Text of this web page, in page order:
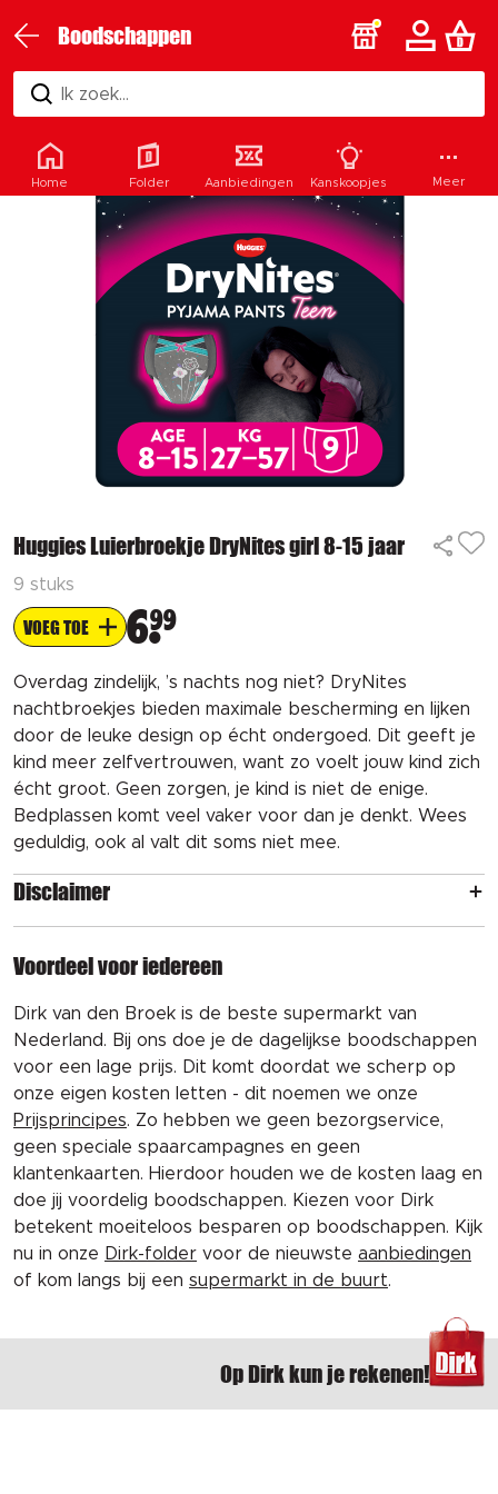
Boodschappen
Ik zoek...
Huggies Luierbroekje DryNites girl 8-15 jaar
9 stuks
VOEG TOE 699
Overdag zindelijk, ’s nachts nog niet? DryNites
nachtbroekjes bieden maximale bescherming en lijken
door de leuke design op écht ondergoed. Dit geeft je
kind meer zelfvertrouwen, want zo voelt jouw kind zich
écht groot. Geen zorgen, je kind is niet de enige.
Bedplassen komt veel vaker voor dan je denkt. Wees
geduldig, ook al valt dit soms niet mee.
Disclaimer
Voordeel voor iedereen
Dirk van den Broek is de beste supermarkt van
Nederland. Bij ons doe je de dagelijkse boodschappen
voor een lage prijs. Dit komt doordat we scherp op
onze eigen kosten letten - dit noemen we onze
Prijsprincipes. Zo hebben we geen bezorgservice,
geen speciale spaarcampagnes en geen
klantenkaarten. Hierdoor houden we de kosten laag en
doe jij voordelig boodschappen. Kiezen voor Dirk
betekent moeiteloos besparen op boodschappen. Kijk
nu in onze Dirk-folder voor de nieuwste aanbiedingen
of kom langs bij een supermarkt in de buurt.
Op Dirk kun je rekenen!
Home Folder Aanbiedingen Kanskoopjes Meer